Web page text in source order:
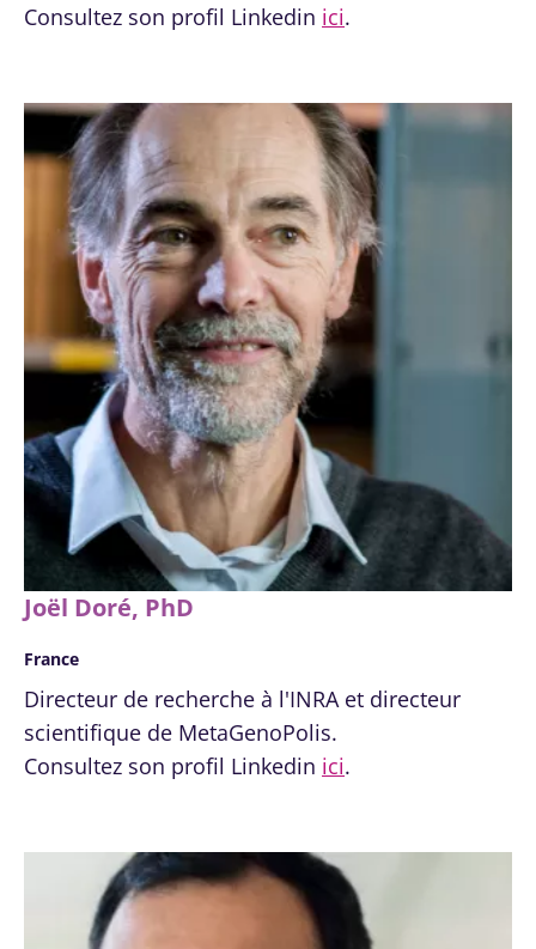
Consultez son profil Linkedin ici.
Joël Doré, PhD
France
Directeur de recherche à l'INRA et directeur
scientifique de MetaGenoPolis.
Consultez son profil Linkedin ici.
En savoir plus
point
En savoir